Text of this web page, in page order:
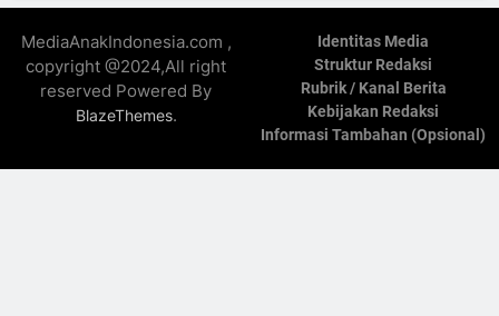
MediaAnakIndonesia.com ,
copyright @2024,All right
reserved Powered By
BlazeThemes.
Identitas Media
Struktur Redaksi
Rubrik / Kanal Berita
Kebijakan Redaksi
Informasi Tambahan (Opsional)